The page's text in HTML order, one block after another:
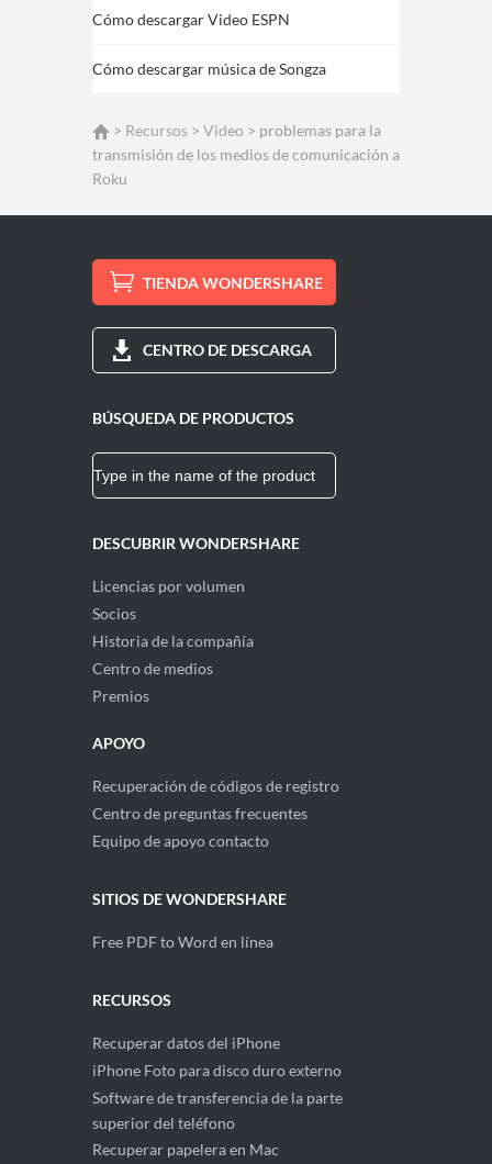
Cómo descargar Video ESPN
Cómo descargar música de Songza
> Recursos > Video > problemas para la
transmisión de los medios de comunicación a
Roku
TIENDA WONDERSHARE
CENTRO DE DESCARGA
BÚSQUEDA DE PRODUCTOS
DESCUBRIR WONDERSHARE
Licencias por volumen
Socios
Historia de la compañía
Centro de medios
Premios
APOYO
Recuperación de códigos de registro
Centro de preguntas frecuentes
Equipo de apoyo contacto
SITIOS DE WONDERSHARE
Free PDF to Word en línea
RECURSOS
Recuperar datos del iPhone
iPhone Foto para disco duro externo
Software de transferencia de la parte
superior del teléfono
Recuperar papelera en Mac